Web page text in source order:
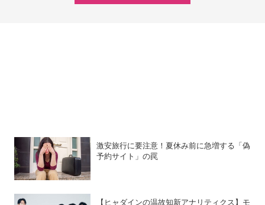
激安旅行に要注意！夏休み前に急増する「偽
予約サイト」の罠
【ヒャダインの温故知新アナリティクス】モ